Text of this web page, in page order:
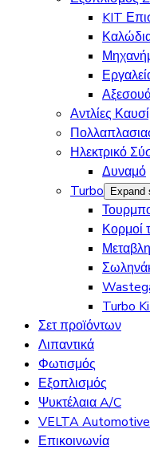
KIT
Αντλίες
Ηλεκτρικό
Δυναμό
Turbo
Expand
Κορμοί
Turbo
Σετ προϊόντων
Λιπαντικά
Φωτισμός
Εξοπλισμός
Ψυκτέλαια A/C
VELTA Automotive
Επικοινωνία